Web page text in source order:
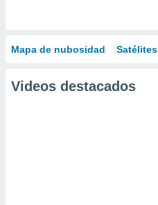
Mapa de nubosidad Satélites
Videos destacados